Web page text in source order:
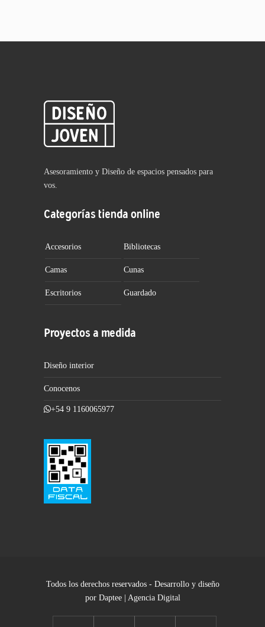
Asesoramiento y Diseño de espacios pensados para
vos.
Categorías tienda online
Accesorios Bibliotecas
Camas Cunas
Escritorios Guardado
Proyectos a medida
Diseño interior
Conocenos
+54 9 1160065977
Todos los derechos reservados - Desarrollo y diseño
por Daptee | Agencia Digital